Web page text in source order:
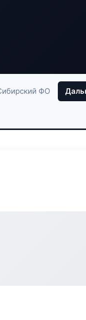
ФО